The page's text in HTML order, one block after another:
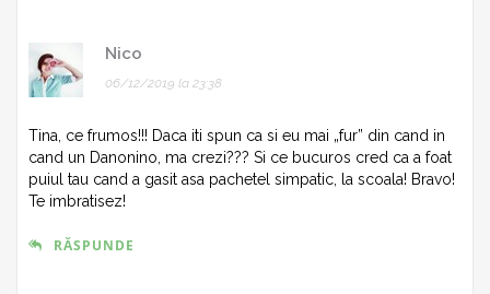
Nico
06/12/2019 la 23:38
Tina, ce frumos!!! Daca iti spun ca si eu mai „fur” din cand in
cand un Danonino, ma crezi??? Si ce bucuros cred ca a foat
puiul tau cand a gasit asa pachetel simpatic, la scoala! Bravo!
Te imbratisez!
RĂSPUNDE